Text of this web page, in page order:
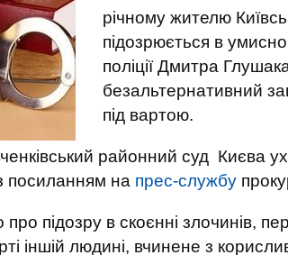
річному жителю
підозрюється в
поліції Дмитра
безальтернативний
під вартою.
районний суд Києва
посиланням на прес-службу
підозру в скоєнні злочинів,
іншій людині, вчинене з